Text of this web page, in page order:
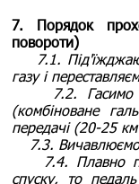
7. Порядок
повороти)
7.1.
газу і
7.2. Гасимо
(комбіноване
передачі (20-25
7.3. Вичавлюємо
7.4. Плавно
спуску, то